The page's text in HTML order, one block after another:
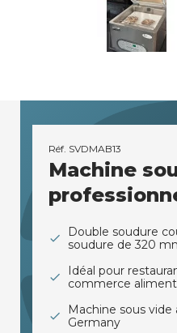
Réf. SVDMAB13
Machine
Double soudure
soudure de 320
Idéal pour
commerce
Machine sous
Germany